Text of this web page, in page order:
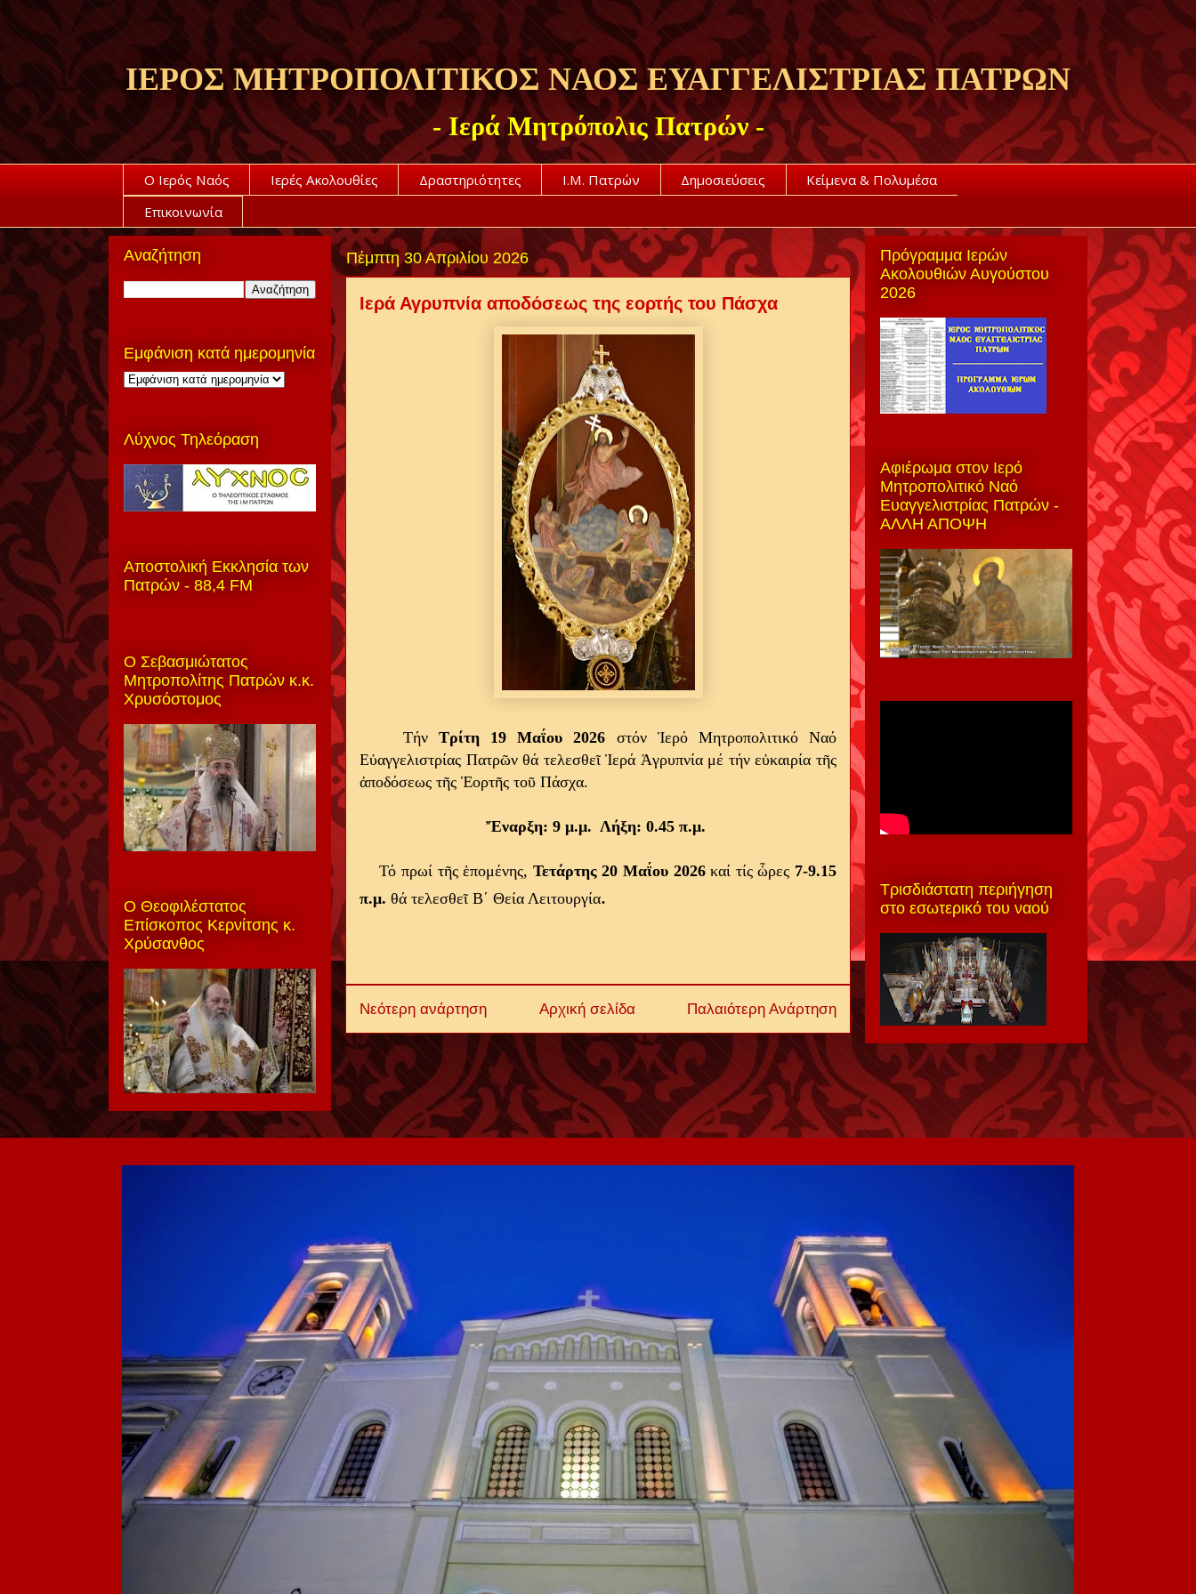
;
ΙΕΡΟΣ ΜΗΤΡΟΠΟΛΙΤΙΚΟΣ ΝΑΟΣ ΕΥΑΓΓΕΛΙΣΤΡΙΑΣ ΠΑΤΡΩΝ
- Ιερά Μητρόπολις Πατρών -
Ο Ιερός Ναός Ιερές Ακολουθίες Δραστηριότητες Ι.Μ. Πατρών Δημοσιεύσεις
Κείμενα & Πολυμέσα
Επικοινωνία
Πέμπτη 30 Απριλίου 2026
Ιερά Αγρυπνία αποδόσεως της εορτής του Πάσχα
Τήν Τρίτη 19 Μαΐου 2026 στόν Ἱερό Μητροπολιτικό Ναό
Εὐαγγελιστρίας Πατρῶν θά τελεσθεῖ Ἱερά Ἀγρυπνία μέ τήν εὐκαιρία τῆς
ἀποδόσεως τῆς Ἑορτῆς τοῦ Πάσχα.
Ἔναρξη: 9 μ.μ. Λήξη: 0.45 π.μ.
Τό πρωί τῆς ἑπομένης, Τετάρτης 20 Μαΐου 2026καί τίς ὧρες 7-9.15
π.μ. θά τελεσθεῖ Β΄ Θεία Λειτουργία.
Νεότερη ανάρτηση Παλαιότερη Ανάρτηση
Αρχική σελίδα
Αναζήτηση
Εμφάνιση κατά ημερομηνία
Λύχνος Τηλεόραση
Αποστολική Εκκλησία των
Πατρών - 88,4 FM
Ο Σεβασμιώτατος
Μητροπολίτης Πατρών κ.κ.
Χρυσόστομος
Ο Θεοφιλέστατος
Επίσκοπος Κερνίτσης κ.
Χρύσανθος
Πρόγραμμα Ιερών
Ακολουθιών Αυγούστου
2026
Αφιέρωμα στον Ιερό
Μητροπολιτικό Ναό
Ευαγγελιστρίας Πατρών -
ΑΛΛΗ ΑΠΟΨΗ
Τρισδιάστατη περιήγηση
στο εσωτερικό του ναού